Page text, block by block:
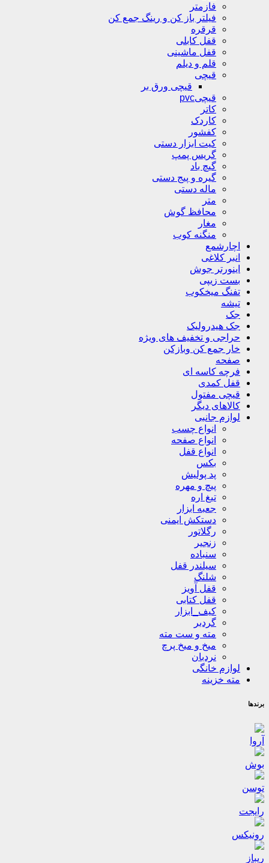
فازمتر
فیلتر باز کن و رینگ جمع کن
قرقره
قفل کابلی
قفل ماشینی
قلم و دیلم
قیچی
قیچی ورق بر
قیچیpvc
کاتر
کاردک
کفشور
کیت ابزار دستی
گریس پمپ
گیچ باد
گیره و پیج دستی
ماله دستی
متر
محافظ گوش
مغار
منگنه کوب
اچارشمع
انبر کلاغی
اینورتر جوش
بست زیپی
تفنگ میخکوب
تیشه
جک
جک هیدرولیک
حراجی و تخفیف های ویژه
خار جمع کن وبازکن
صفحه
فرچه کاسه ای
قفل کمدی
قیچی مفتول
کالاهای دیگر
لوازم جانبی
انواع چسب
انواع صفحه
انواع قفل
بکس
پد پولیش
پیچ و مهره
تیغ اره
جعبه ابزار
دستکش ایمنی
رگلاتور
زنجیر
سنباده
سیلندر قفل
شلنگ
قفل آویز
قفل کتابی
کیف_ابزار
گردبر
مته و ست مته
میخ و میخ پرچ
نردبان
لوازم خانگی
مته خزینه
برندها
آروا
بوش
توسن
رایجت
رونیکس
ریباز